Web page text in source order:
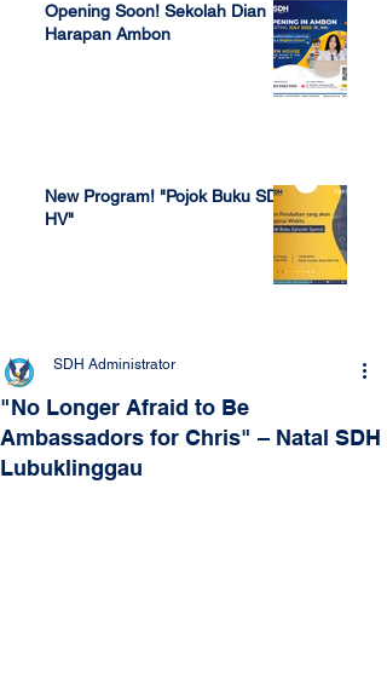
Opening Soon! Sekolah Dian
Harapan Ambon
New Program! "Pojok Buku SDH
HV"
"No Longer Afraid to Be
Ambassadors for Chris" – Natal SDH
Lubuklinggau
SDH Administrator